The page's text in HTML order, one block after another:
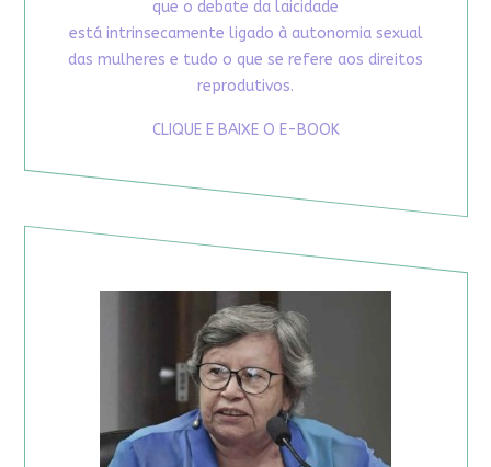
que o debate da laicidade
está intrinsecamente ligado à autonomia sexual
das mulheres e tudo o que se refere aos direitos
reprodutivos.
CLIQUE E BAIXE O E-BOOK